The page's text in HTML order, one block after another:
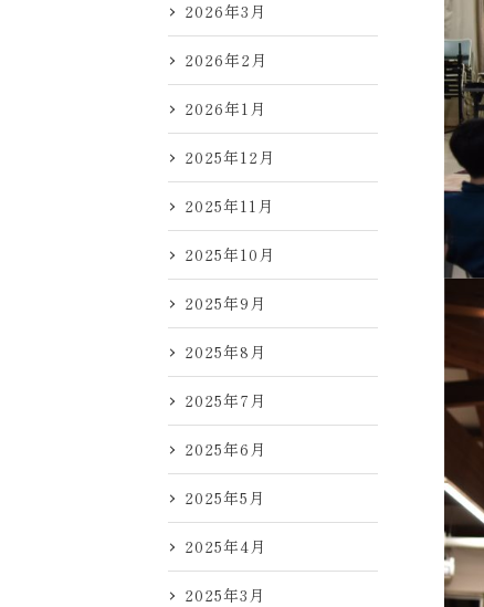
2026年3月
2026年2月
2026年1月
2025年12月
2025年11月
2025年10月
2025年9月
2025年8月
2025年7月
2025年6月
2025年5月
2025年4月
2025年3月